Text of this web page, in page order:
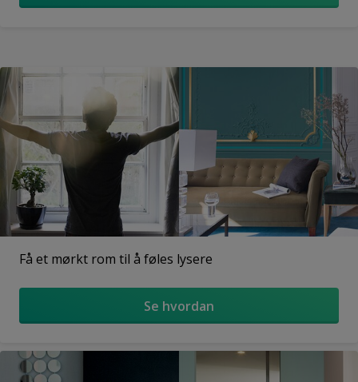
Få et mørkt rom til å føles lysere
Se hvordan